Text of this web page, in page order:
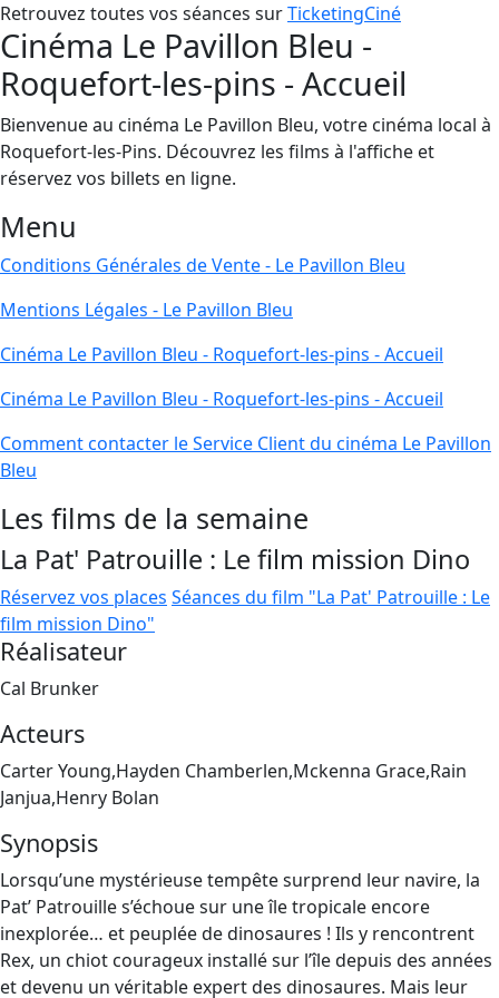
Retrouvez toutes vos séances surTicketingCiné
Cinéma Le Pavillon Bleu -
Roquefort-les-pins - Accueil
Bienvenue au cinéma Le Pavillon Bleu, votre cinéma local à
Roquefort-les-Pins. Découvrez les films à l'affiche et
réservez vos billets en ligne.
Menu
Conditions Générales de Vente - Le Pavillon Bleu
Mentions Légales - Le Pavillon Bleu
Cinéma Le Pavillon Bleu - Roquefort-les-pins - Accueil
Cinéma Le Pavillon Bleu - Roquefort-les-pins - Accueil
Comment contacter le Service Client du cinéma Le Pavillon
Bleu
Les films de la semaine
La Pat' Patrouille : Le film mission Dino
Réservez vos places Séances du film "La Pat' Patrouille : Le
film mission Dino"
Réalisateur
Cal Brunker
Acteurs
Carter Young,Hayden Chamberlen,Mckenna Grace,Rain
Janjua,Henry Bolan
Synopsis
Lorsqu’une mystérieuse tempête surprend leur navire, la
Pat’ Patrouille s’échoue sur une île tropicale encore
inexplorée… et peuplée de dinosaures ! Ils y rencontrent
Rex, un chiot courageux installé sur l’île depuis des années
et devenu un véritable expert des dinosaures. Mais leur